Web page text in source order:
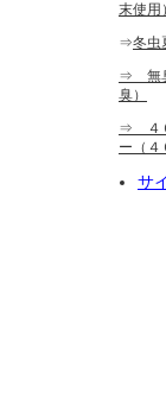
末使用
⇒冬虫
⇒ 無臭
臭）
⇒ ４０
ー（４
サ